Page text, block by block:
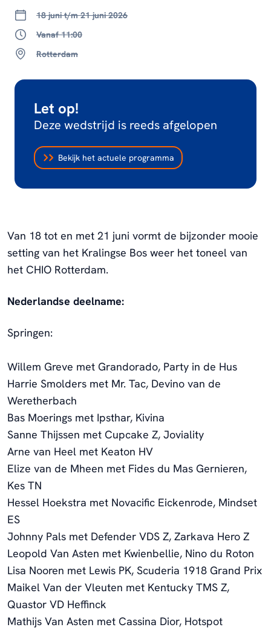
18 juni t/m 21 juni 2026
Vanaf 11:00
Rotterdam
Let op!
Deze wedstrijd is reeds afgelopen
Bekijk het actuele programma
Van 18 tot en met 21 juni vormt de bijzonder mooie
setting van het Kralingse Bos weer het toneel van
het CHIO Rotterdam.
Nederlandse deelname:
Springen:
Willem Greve met Grandorado, Party in de Hus
Harrie Smolders met Mr. Tac, Devino van de
Weretherbach
Bas Moerings met Ipsthar, Kivina
Sanne Thijssen met Cupcake Z, Joviality
Arne van Heel met Keaton HV
Elize van de Mheen met Fides du Mas Gernieren,
Kes TN
Hessel Hoekstra met Novacific Eickenrode, Mindset
ES
Johnny Pals met Defender VDS Z, Zarkava Hero Z
Leopold Van Asten met Kwienbellie, Nino du Roton
Lisa Nooren met Lewis PK, Scuderia 1918 Grand Prix
Maikel Van der Vleuten met Kentucky TMS Z,
Quastor VD Heffinck
Mathijs Van Asten met Cassina Dior, Hotspot